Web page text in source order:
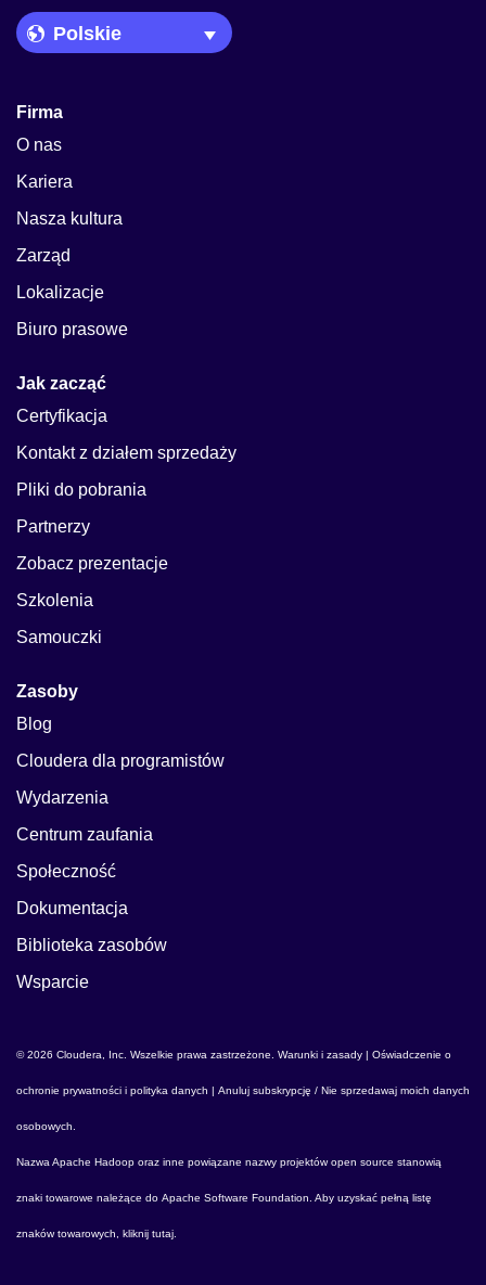
Language Picker
Firma
O nas
Kariera
Nasza kultura
Zarząd
Lokalizacje
Biuro prasowe
Jak zacząć
Certyfikacja
Kontakt z działem sprzedaży
Pliki do pobrania
Partnerzy
Zobacz prezentacje
Szkolenia
Samouczki
Zasoby
Blog
Cloudera dla programistów
Wydarzenia
Centrum zaufania
Społeczność
Dokumentacja
Biblioteka zasobów
Wsparcie
© 2026 Cloudera, Inc. Wszelkie prawa zastrzeżone. Warunki i zasady | Oświadczenie o
ochronie prywatności i polityka danych | Anuluj subskrypcję / Nie sprzedawaj moich danych
osobowych.
NazwaApache Hadoop oraz inne powiązane nazwy projektów open source stanowią
znaki towarowe należące do Apache Software Foundation. Aby uzyskać pełną listę
znaków towarowych, kliknij tutaj.